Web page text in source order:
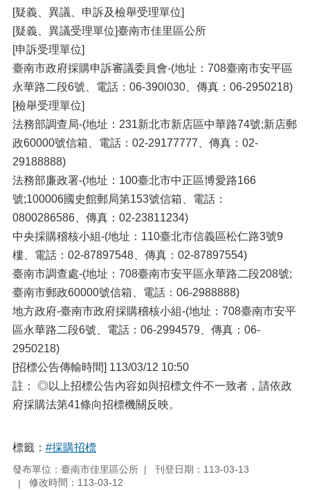
[疑義、異議、申訴及檢舉受理單位]
[疑義、異議受理單位]臺南市佳里區公所
[申訴受理單位]
臺南市政府採購申訴審議委員會-(地址：708臺南市安平區
永華路二段6號、電話：06-390l030、傳真：06-2950218)
[檢舉受理單位]
法務部調查局-(地址：231新北市新店區中華路74號;新店郵
政60000號信箱、電話：02-29177777、傳真：02-
29188888)
法務部廉政署-(地址：100臺北市中正區博愛路166
號;100006國史館郵局第153號信箱、電話：
0800286586、傳真：02-23811234)
中央採購稽核小組-(地址：110臺北市信義區松仁路3號9
樓、電話：02-87897548、傳真：02-87897554)
臺南市調查處-(地址：708臺南市安平區永華路二段208號;
臺南市郵政60000號信箱、電話：06-2988888)
地方政府-臺南市政府採購稽核小組-(地址：708臺南市安平
區永華路二段6號、電話：06-2994579、傳真：06-
2950218)
[招標公告傳輸時間] 113/03/12 10:50
註： ◎以上招標公告內容如與招標文件不一致者，請依政
府採購法第41條向招標機關反映。
標籤： #採購招標
發布單位：臺南市佳里區公所
刊登日期：113-03-13
修改時間：113-03-12